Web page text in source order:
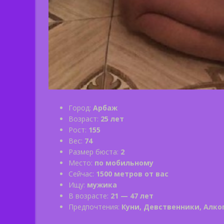
Город: Арбаж
Возраст: 25 лет
Рост: 155
Вес: 74
Размер бюста: 2
Место: по мобильному
Сейчас: 1500 метров от вас
Ищу: мужика
В возрасте: 21 — 47 лет
Предпочтения: Куни, Девственники,